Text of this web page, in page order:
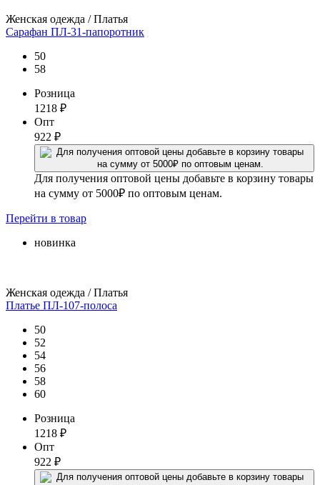
Женская одежда / Платья
Сарафан ПЛ-31-папоротник
50
58
Розница
1218 ₽
Опт
922 ₽
Для получения оптовой цены добавьте в корзину товары
на сумму от 5000₽ по оптовым ценам.
Перейти в товар
новинка
Женская одежда / Платья
Платье ПЛ-107-полоса
50
52
54
56
58
60
Розница
1218 ₽
Опт
922 ₽